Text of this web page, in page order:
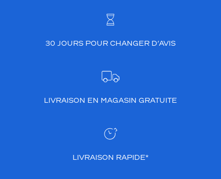
30 JOURS POUR CHANGER D’AVIS
LIVRAISON EN MAGASIN GRATUITE
LIVRAISON RAPIDE*